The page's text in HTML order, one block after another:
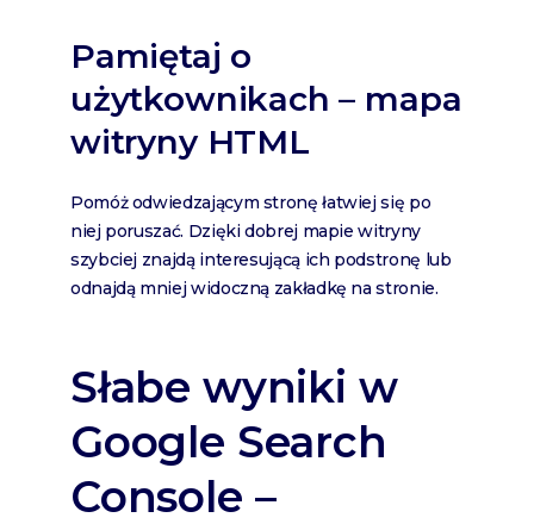
Pamiętaj o
użytkownikach – mapa
witryny HTML
Pomóż odwiedzającym stronę łatwiej się po
niej poruszać. Dzięki dobrej mapie witryny
szybciej znajdą interesującą ich podstronę lub
odnajdą mniej widoczną zakładkę na stronie.
Słabe wyniki w
Google Search
Console –